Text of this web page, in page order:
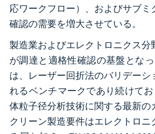
応ワークフロー）、およびサブ
確認の需要を増大させている。
製造業およびエレクトロニクス
が調達と適格性確認の基盤となっ
は、レーザー回折法のバリデーシ
れるベンチマークであり続けてお
体粒子径分析技術に関する最新の
クリーン製造要件はエレクトロ